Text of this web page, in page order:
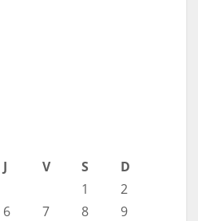
J V S
D
1
2
6 7 8
9